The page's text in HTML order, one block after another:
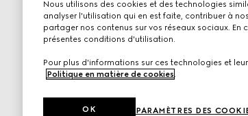
Nous utilisons des cookies et des technologies
analyser l'utilisation qui en est faite, contribuer à
partager nos contenus sur vos réseaux sociaux.
présentes conditions d'utilisation.
Pour plus d'informations sur ces technologies et
Politique en matière de cookies
PARAMÈTRES DES
OK